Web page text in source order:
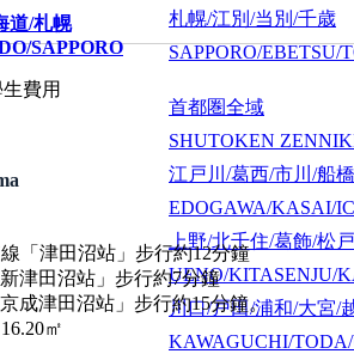
道/札幌
SAPPORO
札幌/江別/当別/千歳
SAPPORO/EBETSU/
首都圏全域
SHUTOKEN
江戸川/葛西/市川/船
EDOGAWA/KASAI/
上野/北千住/葛飾/松
UENO/KITASENJU/
川口/戸田/浦和/大宮/
KAWAGUCHI/
費用
「津田沼站」步行約12分鐘
津田沼站」步行約7分鐘
成津田沼站」步行約15分鐘。
㎡